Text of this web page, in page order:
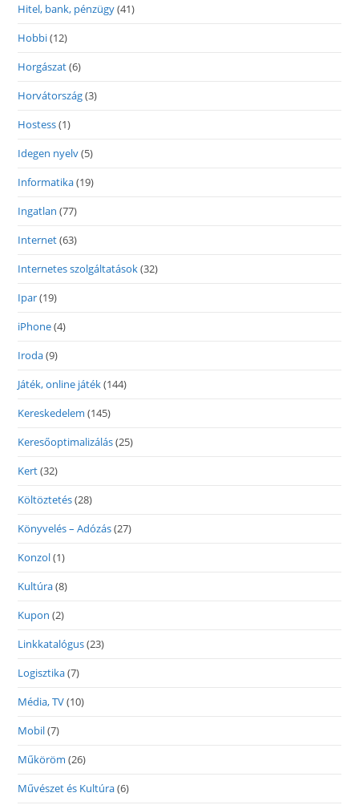
Hitel, bank, pénzügy(41)
Hobbi(12)
Horgászat(6)
Horvátország(3)
Hostess(1)
Idegen nyelv(5)
Informatika(19)
Ingatlan (77)
Internet(63)
Internetes szolgáltatások(32)
Ipar(19)
iPhone(4)
Iroda(9)
Játék, online játék(144)
Kereskedelem (145)
Keresőoptimalizálás(25)
Kert(32)
Költöztetés(28)
Könyvelés – Adózás(27)
Konzol(1)
Kultúra(8)
Kupon (2)
Linkkatalógus(23)
Logisztika(7)
Média, TV(10)
Mobil(7)
Műköröm (26)
Művészet és Kultúra(6)